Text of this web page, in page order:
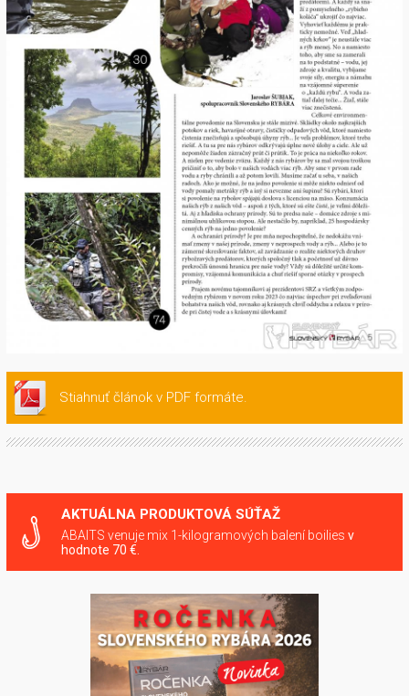
Stiahnuť článok v PDF formáte.
AKTUÁLNA PRODUKTOVÁ SÚŤAŽ
ABAITS venuje mix 1-kilogramových balení boilies v
hodnote 70 €.